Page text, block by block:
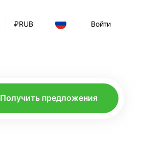
₽RUB Войти
Получить предложения